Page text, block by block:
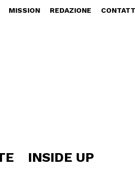
MISSION REDAZIONE
INSIDE UP